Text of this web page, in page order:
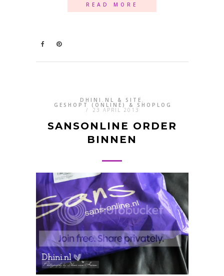
READ MORE
DHINI.NL & SITE ,
GESHOPT (ONLINE) & SHOPLOG
/ 23 APRIL 2013
SANSONLINE ORDER
BINNEN